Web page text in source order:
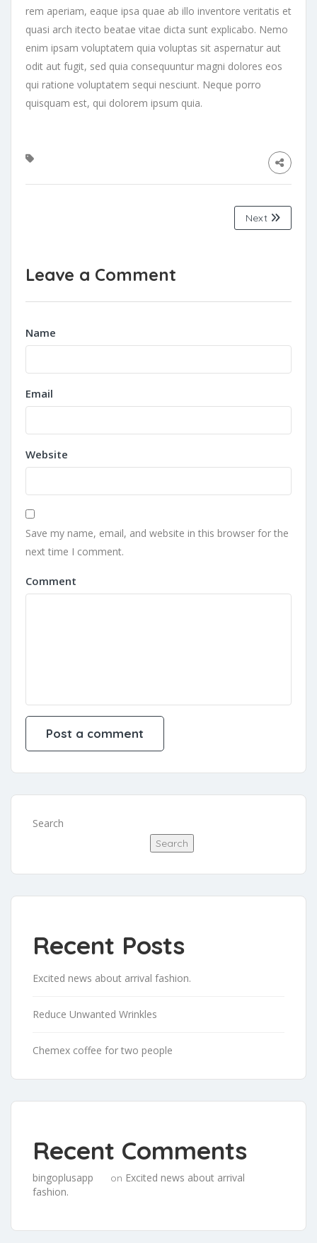
rem aperiam, eaque ipsa quae ab illo inventore veritatis et
quasi arch itecto beatae vitae dicta sunt explicabo. Nemo
enim ipsam voluptatem quia voluptas sit aspernatur aut
odit aut fugit, sed quia consequuntur magni dolores eos
qui ratione voluptatem sequi nesciunt. Neque porro
quisquam est, qui dolorem ipsum quia.
Next
Leave a Comment
Name
Email
Website
Save my name, email, and website in this browser for the
next time I comment.
Comment
Search
Search
Recent Posts
Excited news about arrival fashion.
Reduce Unwanted Wrinkles
Chemex coffee for two people
Recent Comments
bingoplusapp on Excited news about arrival
fashion.